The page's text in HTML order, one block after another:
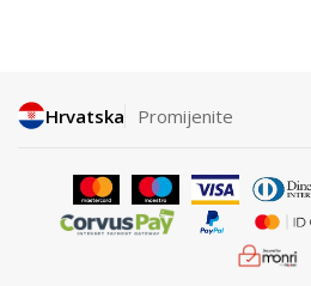
Hrvatska Promijenite